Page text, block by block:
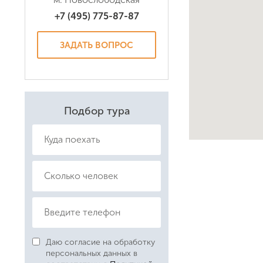
+7 (495) 775-87-87
ЗАДАТЬ ВОПРОС
Подбор тура
Даю согласие на обработку
персональных данных в